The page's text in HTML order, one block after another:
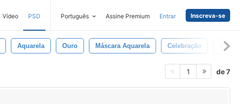
Vídeo PSD Português Assine Premium Entrar Inscreva-se
Aquarela Ouro Máscara Aquarela Celebração
1 de 7